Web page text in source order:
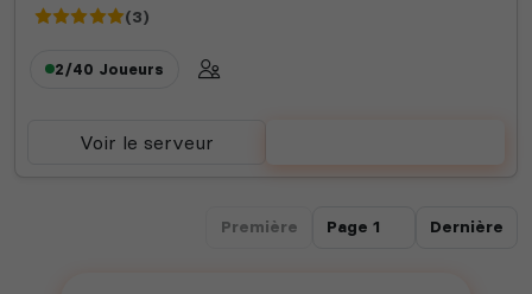
(3)
2/40 Joueurs
Voir le serveur
Première Dernière